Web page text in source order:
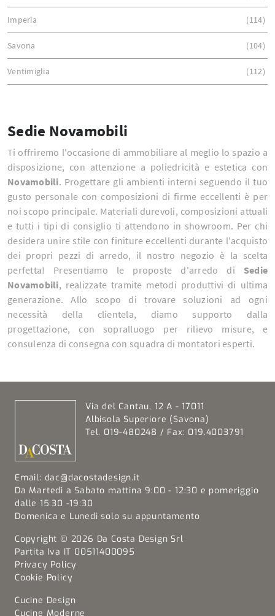
Imperia 114
Savona 104
Ventimiglia 112
Sedie Novamobili
Ti offriremo l'occasione di ammobiliare al meglio lo spazio a
disposizione, con attenzione a poliedricità e estetica con
Novamobili. Progettare gli ambienti interni seguendo il tuo
gusto personale con composizioni di firme eccellenti è per
noi scopo principale. Materiali durevoli, composizioni attuali
e tutti i tipi di consiglio ti attendono in showroom. Per chi
desidera unire stile con finiture eccellenti durante l'acquisto
dei propri pezzi di arredo, il nostro negozio è la scelta
perfetta! Presentiamo le proposte d'arredo di Sedie
Novamobili, realizzate tramite metodi produttivi di ultima
generazione. Allo scopo di trovare soluzioni ad ogni
necessità della clientela, diamo supporto dalla
progettazione, con sopralluogo per rilievo misure, e
consulenza di consegna con squadra di montatori esperti.
Via del Cantau, 12 A - 17011
Albisola Superiore (Savona)
Tel. 019-480248 / Fax: 019.4003791
Email: dac@dacostadesign.it
Da Martedi a Sabato mattina 9:00 - 12:30 e pomeriggio
dalle 15:30 -19:30
Domenica e Lunedi solo su appuntamento
Copyright © 2026 Da Costa Design Srl
Partita Iva IT 00511400095
Privacy Policy
Cookie Policy
Cucine Design
Cucine Moderne